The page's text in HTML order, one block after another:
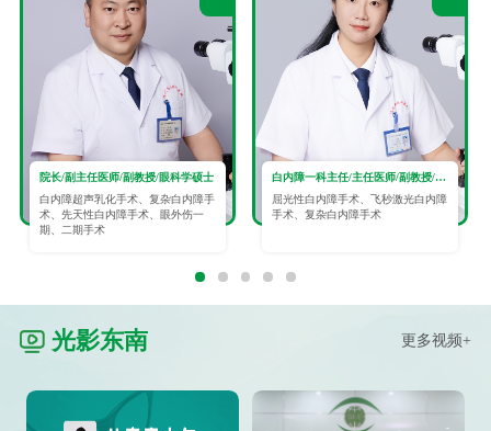
院长/副主任医师/副教授/眼科学硕士
白内障超声乳化手术、复杂白内障手
术、先天性白内障手术、眼外伤一
期、二期手术
白内障一科主任/主任医师/副教授/眼科学硕士
屈光性白内障手术、飞秒激光白内障
手术、复杂白内障手术
光影东南 更多视频+